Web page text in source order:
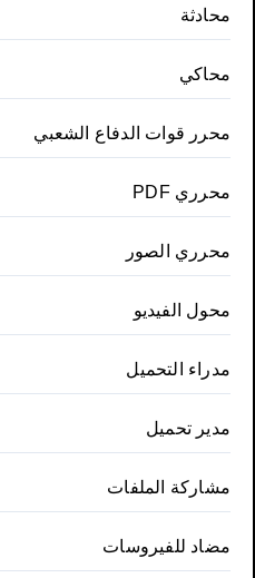
محادثة
محاكي
محرر قوات الدفاع الشعبي
محرري PDF
محرري الصور
محول الفيديو
مدراء التحميل
مدير تحميل
مشاركة الملفات
مضاد للفيروسات